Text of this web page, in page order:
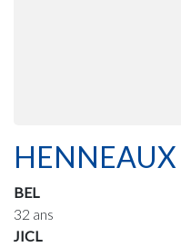
BEL
32 ans
JICL